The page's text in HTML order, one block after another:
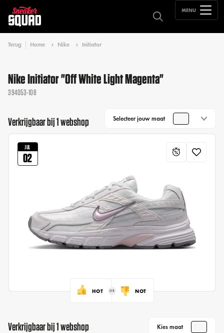
MENU
Terug Home Nike Initiator
Nike Initiator "Off White Light Magenta"
394053-108
Verkrijgbaar bij 1 webshop Selecteer jouw maat
JUL
02
HOT NOT
Verkrijgbaar bij 1 webshop Kies maat